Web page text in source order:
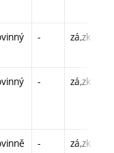
- zá,zk
- zá,zk
- zá,zk